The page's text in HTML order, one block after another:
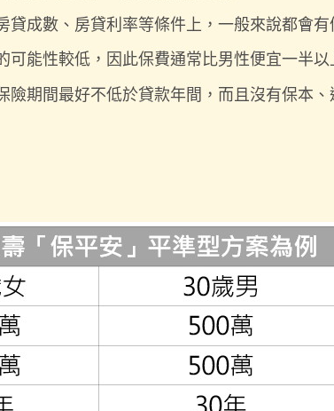
成數、房貸利率等條件上，一般來說都會有
可能性較低，因此保費通常比男性便宜一半
險期間最好不低於貸款年間，而且沒有保本